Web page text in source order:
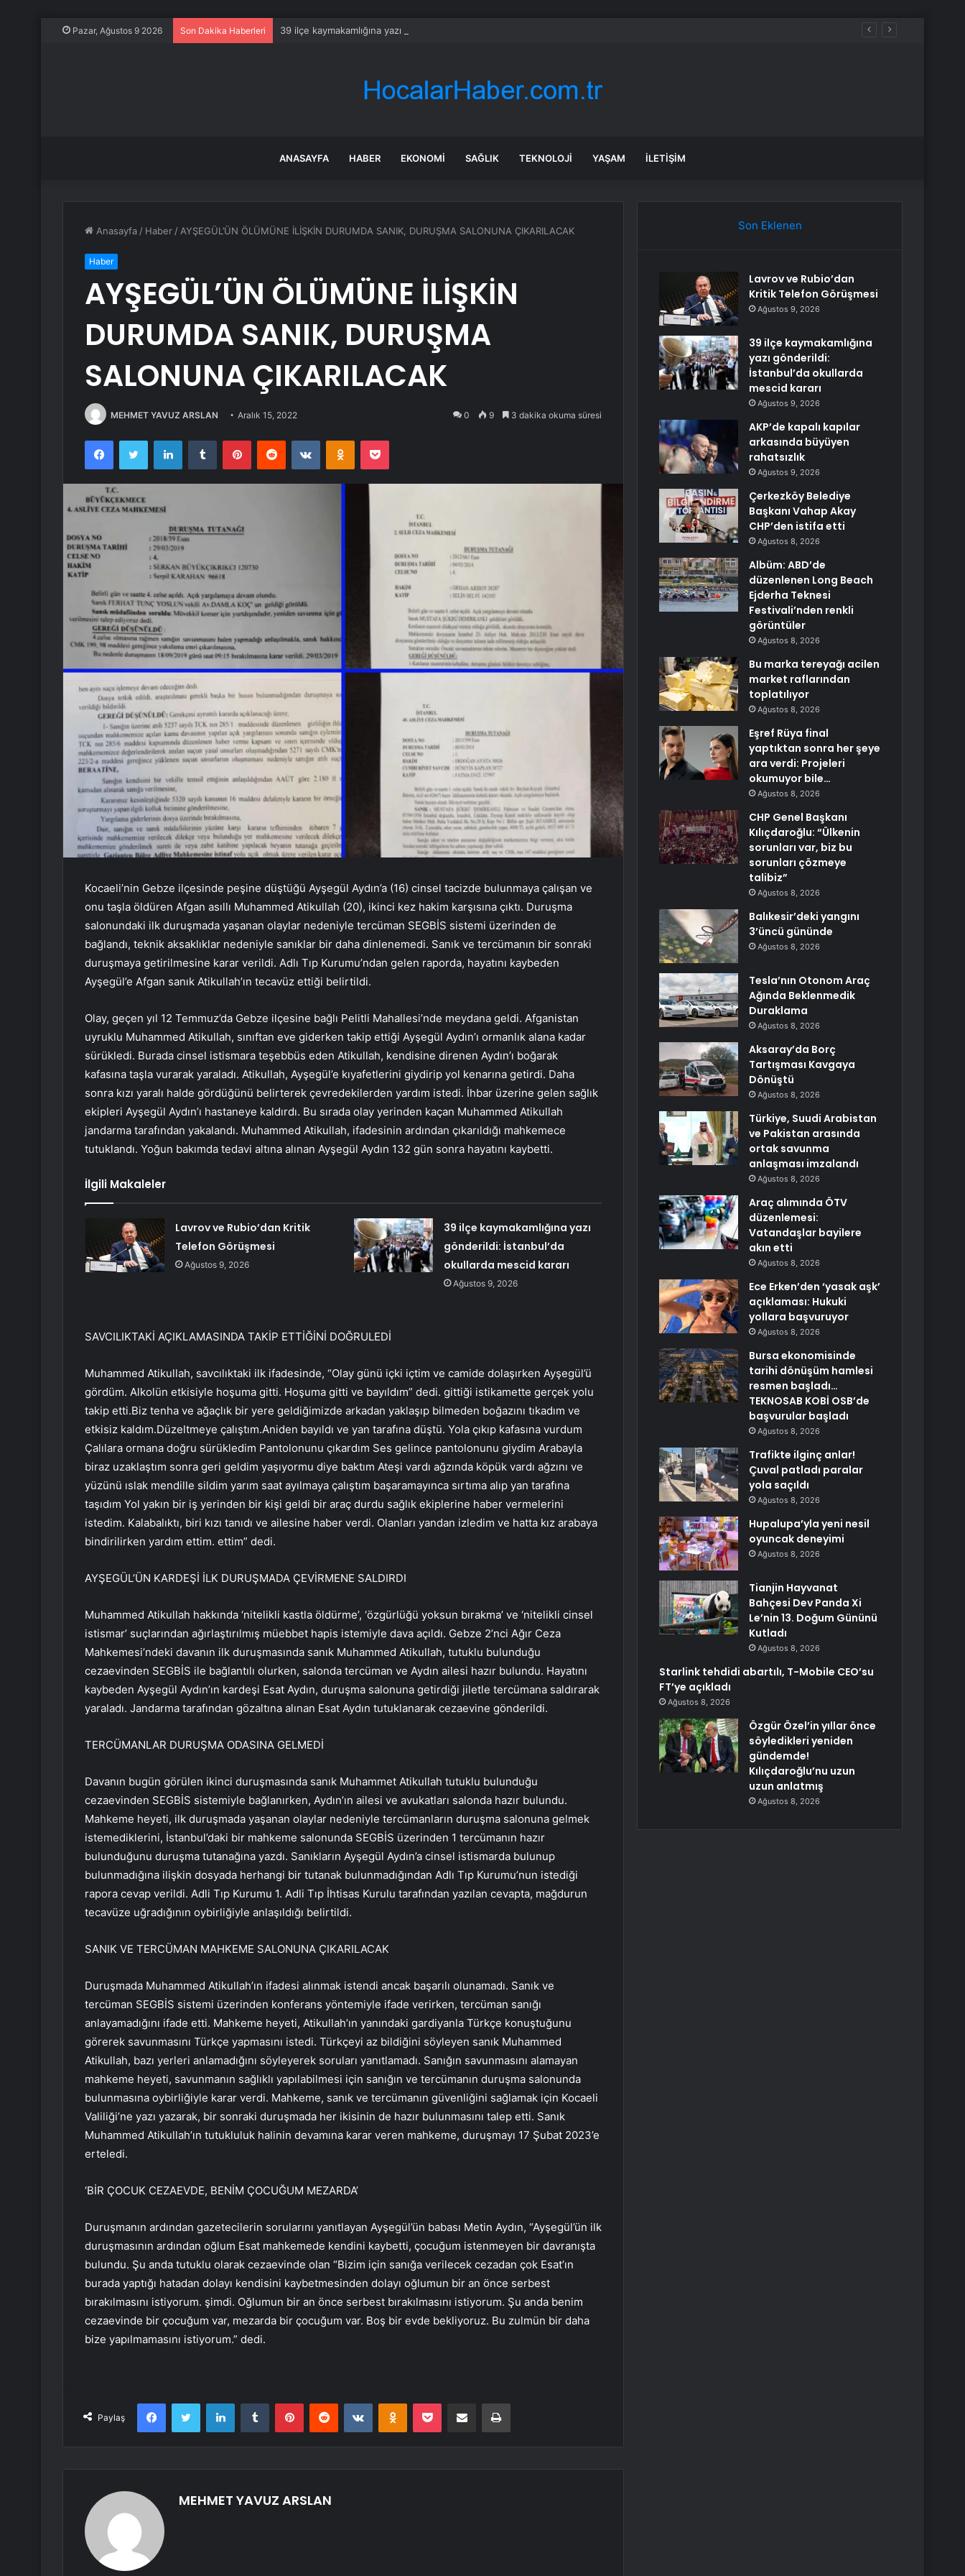
Pazar, Ağustos 9 2026 Son Dakika Haberleri 39 ilçe kaymakamlığına yazı gönderildi: İstanbul’da okullarda mescid kararı
ANASAYFA HABER EKONOMI SAĞLIK TEKNOLOJI YAŞAM İLETIŞIM
Anasayfa / Haber / AYŞEGÜL’ÜN ÖLÜMÜNE İLİŞKİN DURUMDA SANIK, DURUŞMA SALONUNA ÇIKARILACAK
Haber
AYŞEGÜL’ÜN ÖLÜMÜNE İLİŞKİN
DURUMDA SANIK, DURUŞMA
SALONUNA ÇIKARILACAK
MEHMET YAVUZ ARSLAN Aralık 15, 2022 0 9 3 dakika okuma süresi
FacebookTwitter LinkedInTumblr PinterestReddit VKontakteOdnoklassniki
Pocket
Kocaeli’nin Gebze ilçesinde peşine düştüğü Ayşegül Aydın’a (16) cinsel tacizde bulunmaya çalışan ve
onu taşla öldüren Afgan asıllı Muhammed Atikullah (20), ikinci kez hakim karşısına çıktı. Duruşma
salonundaki ilk duruşmada yaşanan olaylar nedeniyle tercüman SEGBİS sistemi üzerinden de
bağlandı, teknik aksaklıklar nedeniyle sanıklar bir daha dinlenemedi. Sanık ve tercümanın bir sonraki
duruşmaya getirilmesine karar verildi. Adlı Tıp Kurumu’ndan gelen raporda, hayatını kaybeden
Ayşegül’e Afgan sanık Atikullah’ın tecavüz ettiği belirtildi.
Olay, geçen yıl 12 Temmuz’da Gebze ilçesine bağlı Pelitli Mahallesi’nde meydana geldi. Afganistan
uyruklu Muhammed Atikullah, sınıftan eve giderken takip ettiği Ayşegül Aydın’ı ormanlık alana kadar
sürükledi. Burada cinsel istismara teşebbüs eden Atikullah, kendisine direnen Aydın’ı boğarak
kafasına taşla vurarak yaraladı. Atikullah, Ayşegül’e kıyafetlerini giydirip yol kenarına getirdi. Daha
sonra kızı yaralı halde gördüğünü belirterek çevredekilerden yardım istedi. İhbar üzerine gelen sağlık
ekipleri Ayşegül Aydın’ı hastaneye kaldırdı. Bu sırada olay yerinden kaçan Muhammed Atikullah
jandarma tarafından yakalandı. Muhammed Atikullah, ifadesinin ardından çıkarıldığı mahkemece
tutuklandı. Yoğun bakımda tedavi altına alınan Ayşegül Aydın 132 gün sonra hayatını kaybetti.
İlgili Makaleler
Lavrov ve Rubio’dan Kritik
Telefon Görüşmesi
Ağustos 9, 2026
39 ilçe kaymakamlığına yazı
gönderildi: İstanbul’da
okullarda mescid kararı
Ağustos 9, 2026
SAVCILIKTAKİ AÇIKLAMASINDA TAKİP ETTİĞİNİ DOĞRULEDİ
Muhammed Atikullah, savcılıktaki ilk ifadesinde, “Olay günü içki içtim ve camide dolaşırken Ayşegül’ü
gördüm. Alkolün etkisiyle hoşuma gitti. Hoşuma gitti ve bayıldım” dedi. gittiği istikamette gerçek yolu
takip etti.Biz tenha ve ağaçlık bir yere geldiğimizde arkadan yaklaşıp bilmeden boğazını tıkadım ve
etkisiz kaldım.Düzeltmeye çalıştım.Aniden bayıldı ve yan tarafına düştü. Yola çıkıp kafasına vurdum
Çalılara ormana doğru sürükledim Pantolonunu çıkardım Ses gelince pantolonunu giydim Arabayla
biraz uzaklaştım sonra geri geldim yaşıyormu diye baktım Ateşi vardı ağzında köpük vardı ağzını ve
yüzünü ıslak mendille sildim yarım saat ayılmaya çalıştım başaramayınca sırtıma alıp yan tarafına
taşıdım Yol yakın bir iş yerinden bir kişi geldi bir araç durdu sağlık ekiplerine haber vermelerini
istedim. Kalabalıktı, biri kızı tanıdı ve ailesine haber verdi. Olanları yandan izledim ve hatta kız arabaya
bindirilirken yardım ettim. ettim” dedi.
AYŞEGÜL’ÜN KARDEŞİ İLK DURUŞMADA ÇEVİRMENE SALDIRDI
Muhammed Atikullah hakkında ‘nitelikli kastla öldürme’, ‘özgürlüğü yoksun bırakma’ ve ‘nitelikli cinsel
istismar’ suçlarından ağırlaştırılmış müebbet hapis istemiyle dava açıldı. Gebze 2’nci Ağır Ceza
Mahkemesi’ndeki davanın ilk duruşmasında sanık Muhammed Atikullah, tutuklu bulunduğu
cezaevinden SEGBİS ile bağlantılı olurken, salonda tercüman ve Aydın ailesi hazır bulundu. Hayatını
kaybeden Ayşegül Aydın’ın kardeşi Esat Aydın, duruşma salonuna getirdiği jiletle tercümana saldırarak
yaraladı. Jandarma tarafından gözaltına alınan Esat Aydın tutuklanarak cezaevine gönderildi.
TERCÜMANLAR DURUŞMA ODASINA GELMEDİ
Davanın bugün görülen ikinci duruşmasında sanık Muhammet Atikullah tutuklu bulunduğu
cezaevinden SEGBİS sistemiyle bağlanırken, Aydın’ın ailesi ve avukatları salonda hazır bulundu.
Mahkeme heyeti, ilk duruşmada yaşanan olaylar nedeniyle tercümanların duruşma salonuna gelmek
istemediklerini, İstanbul’daki bir mahkeme salonunda SEGBİS üzerinden 1 tercümanın hazır
bulunduğunu duruşma tutanağına yazdı. Sanıkların Ayşegül Aydın’a cinsel istismarda bulunup
bulunmadığına ilişkin dosyada herhangi bir tutanak bulunmadığından Adlı Tıp Kurumu’nun istediği
rapora cevap verildi. Adli Tıp Kurumu 1. Adli Tıp İhtisas Kurulu tarafından yazılan cevapta, mağdurun
tecavüze uğradığının oybirliğiyle anlaşıldığı belirtildi.
SANIK VE TERCÜMAN MAHKEME SALONUNA ÇIKARILACAK
Duruşmada Muhammed Atikullah’ın ifadesi alınmak istendi ancak başarılı olunamadı. Sanık ve
tercüman SEGBİS sistemi üzerinden konferans yöntemiyle ifade verirken, tercüman sanığı
anlayamadığını ifade etti. Mahkeme heyeti, Atikullah’ın yanındaki gardiyanla Türkçe konuştuğunu
görerek savunmasını Türkçe yapmasını istedi. Türkçeyi az bildiğini söyleyen sanık Muhammed
Atikullah, bazı yerleri anlamadığını söyleyerek soruları yanıtlamadı. Sanığın savunmasını alamayan
mahkeme heyeti, savunmanın sağlıklı yapılabilmesi için sanığın ve tercümanın duruşma salonunda
bulunmasına oybirliğiyle karar verdi. Mahkeme, sanık ve tercümanın güvenliğini sağlamak için Kocaeli
Valiliği’ne yazı yazarak, bir sonraki duruşmada her ikisinin de hazır bulunmasını talep etti. Sanık
Muhammed Atikullah’ın tutukluluk halinin devamına karar veren mahkeme, duruşmayı 17 Şubat 2023’e
erteledi.
‘BİR ÇOCUK CEZAEVDE, BENİM ÇOCUĞUM MEZARDA’
Duruşmanın ardından gazetecilerin sorularını yanıtlayan Ayşegül’ün babası Metin Aydın, “Ayşegül’ün ilk
duruşmasının ardından oğlum Esat mahkemede kendini kaybetti, çocuğum istenmeyen bir davranışta
bulundu. Şu anda tutuklu olarak cezaevinde olan “Bizim için sanığa verilecek cezadan çok Esat’ın
burada yaptığı hatadan dolayı kendisini kaybetmesinden dolayı oğlumun bir an önce serbest
bırakılmasını istiyorum. şimdi. Oğlumun bir an önce serbest bırakılmasını istiyorum. Şu anda benim
cezaevinde bir çocuğum var, mezarda bir çocuğum var. Boş bir evde bekliyoruz. Bu zulmün bir daha
bize yapılmamasını istiyorum.” dedi.
Paylaş
FacebookTwitter LinkedInTumblr PinterestReddit VKontakteOdnoklassniki
Pocket E-Posta ile paylaş Yazdır
MEHMET YAVUZ ARSLAN
Son Eklenen
Lavrov ve Rubio’dan
Kritik Telefon Görüşmesi
Ağustos 9, 2026
39 ilçe kaymakamlığına
yazı gönderildi:
İstanbul’da okullarda
mescid kararı
Ağustos 9, 2026
AKP’de kapalı kapılar
arkasında büyüyen
rahatsızlık
Ağustos 9, 2026
Çerkezköy Belediye
Başkanı Vahap Akay
CHP’den istifa etti
Ağustos 8, 2026
Albüm: ABD’de
düzenlenen Long Beach
Ejderha Teknesi
Festivali’nden renkli
görüntüler
Ağustos 8, 2026
Bu marka tereyağı acilen
market raflarından
toplatılıyor
Ağustos 8, 2026
Eşref Rüya final
yaptıktan sonra her şeye
ara verdi: Projeleri
okumuyor bile…
Ağustos 8, 2026
CHP Genel Başkanı
Kılıçdaroğlu: “Ülkenin
sorunları var, biz bu
sorunları çözmeye
talibiz”
Ağustos 8, 2026
Balıkesir’deki yangını
3’üncü gününde
Ağustos 8, 2026
Tesla’nın Otonom Araç
Ağında Beklenmedik
Duraklama
Ağustos 8, 2026
Aksaray’da Borç
Tartışması Kavgaya
Dönüştü
Ağustos 8, 2026
Türkiye, Suudi Arabistan
ve Pakistan arasında
ortak savunma
anlaşması imzalandı
Ağustos 8, 2026
Araç alımında ÖTV
düzenlemesi:
Vatandaşlar bayilere
akın etti
Ağustos 8, 2026
Ece Erken’den ‘yasak aşk’
açıklaması: Hukuki
yollara başvuruyor
Ağustos 8, 2026
Bursa ekonomisinde
tarihi dönüşüm hamlesi
resmen başladı…
TEKNOSAB KOBİ OSB’de
başvurular başladı
Ağustos 8, 2026
Trafikte ilginç anlar!
Çuval patladı paralar
yola saçıldı
Ağustos 8, 2026
Hupalupa’yla yeni nesil
oyuncak deneyimi
Ağustos 8, 2026
Tianjin Hayvanat
Bahçesi Dev Panda Xi
Le’nin 13. Doğum Gününü
Kutladı
Ağustos 8, 2026
Starlink tehdidi abartılı, T-Mobile CEO’su
FT’ye açıkladı
Ağustos 8, 2026
Özgür Özel’in yıllar önce
söyledikleri yeniden
gündemde!
Kılıçdaroğlu’nu uzun
uzun anlatmış
Ağustos 8, 2026